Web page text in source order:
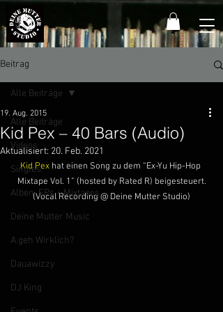
Beitrag
Alle Beiträge
Videos
Singles
Alben, EPs + Mixtapes
Deine Mutter Music
A.geh Wirklich?
Dauawizzy
DJ King
Alle Beiträge
Kid Pex – 40 Bars (Audio)
19. Aug. 2015
Aktualisiert: 20. Feb. 2021
Kid Pex hat einen Song zu dem “Ex-Yu Hip-Hop
Mixtape Vol. 1” (hosted by Rated R) beigesteuert.
(Vocal Recording @ Deine Mutter Studio)